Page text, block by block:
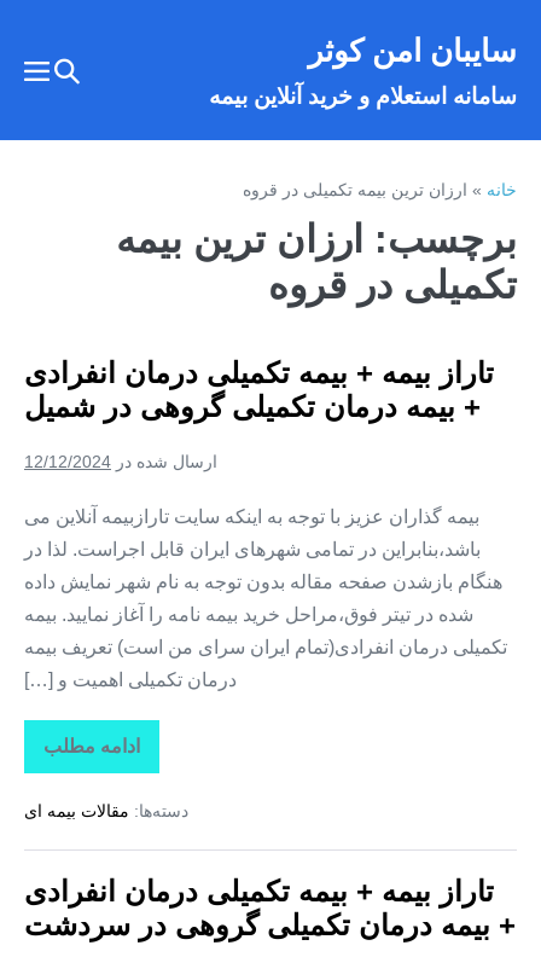
سایبان امن کوثر
سامانه استعلام و خرید آنلاین بیمه
تغییر
خانه»ارزان ترین بیمه تکمیلی در قروه
برچسب: ارزان ترین بیمه
تکمیلی در قروه
تاراز بیمه + بیمه تکمیلی درمان انفرادی
+ بیمه درمان تکمیلی گروهی در شمیل
ارسال شده در 12/12/2024
بیمه گذاران عزیز با توجه به اینکه سایت تارازبیمه آنلاین می
باشد،بنابراین در تمامی شهرهای ایران قابل اجراست. لذا در
هنگام بازشدن صفحه مقاله بدون توجه به نام شهر نمایش داده
شده در تیتر فوق،مراحل خرید بیمه نامه را آغاز نمایید. بیمه
تکمیلی درمان انفرادی(تمام ایران سرای من است) تعریف بیمه
درمان تکمیلی اهمیت و […]
ادامه مطلب
تاراز
بیمه
بیمه
درمان
+
بیمه
درمان
تکمیلی
دسته‌ها: مقالات بیمه ای
تاراز بیمه + بیمه تکمیلی درمان انفرادی
+ بیمه درمان تکمیلی گروهی در سردشت